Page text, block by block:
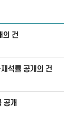
의 건
석률 공개의 건
공개